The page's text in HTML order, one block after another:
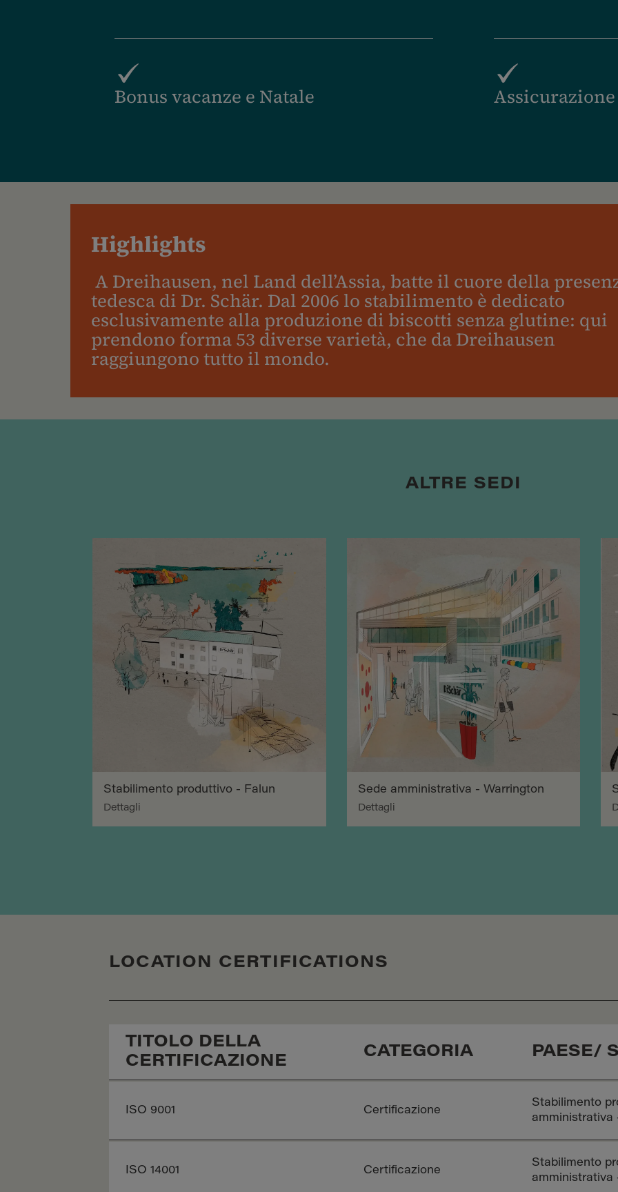
Bonus vacanze e Natale
Highlights
A Dreihausen, nel Land dell’Assia, batte il cuore della
tedesca di Dr. Schär. Dal 2006 lo stabilimento è dedicato
esclusivamente alla produzione di biscotti senza glutine: qui
prendono forma 53 diverse varietà, che da Dreihausen
raggiungono tutto il mondo.
ALTRE SEDI
Stabilimento produttivo - Falun
Dettagli
Sede amministrativa - Warrington
Dettagli
LOCATION CERTIFICATIONS
TITOLO DELLA
CERTIFICAZIONE
CATEGORIA PAESE/
ISO 9001 Certificazione
Stabilimento
amministrativa
ISO 14001 Certificazione
Stabilimento
amministrativa